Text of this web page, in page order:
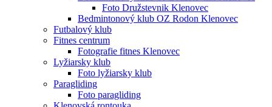
Foto Družstevnik Klenovec
Bedmintonový klub OZ Rodon Klenovec
Futbalový klub
Fitnes centrum
Fotografie fitnes Klenovec
Lyžiarsky klub
Foto lyžiarsky klub
Paragliding
Foto paragliding